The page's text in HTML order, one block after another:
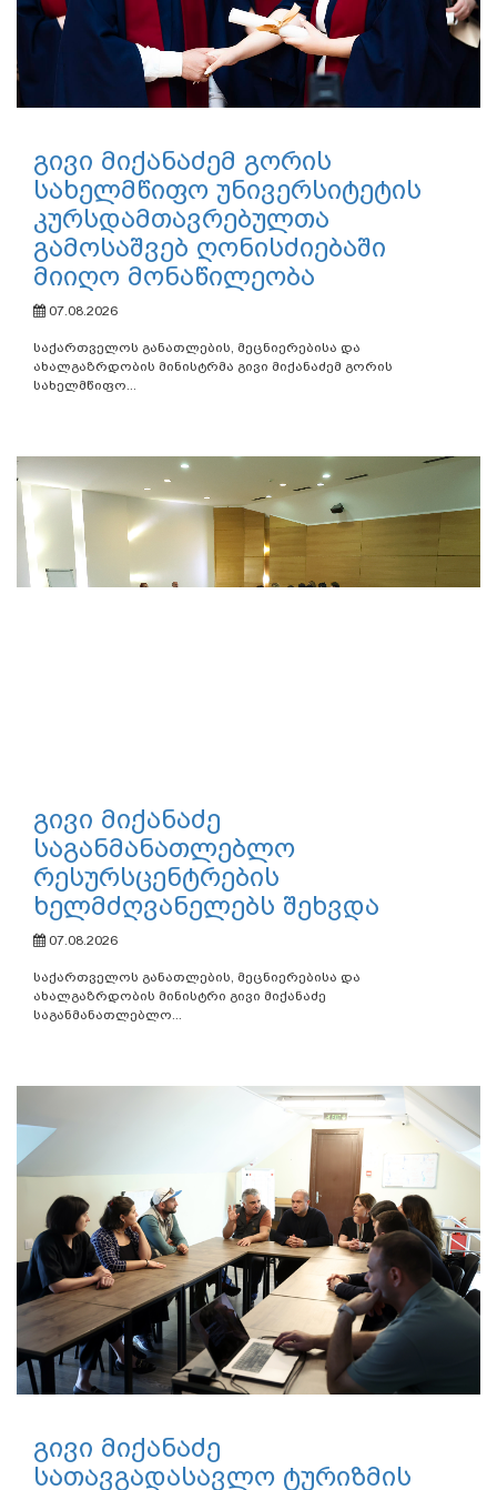
გივი მიქანაძემ გორის
სახელმწიფო უნივერსიტეტის
კურსდამთავრებულთა
გამოსაშვებ ღონისძიებაში
მიიღო მონაწილეობა
07.08.2026
საქართველოს განათლების, მეცნიერებისა და
ახალგაზრდობის მინისტრმა გივი მიქანაძემ გორის
სახელმწიფო...
გივი მიქანაძე
საგანმანათლებლო
რესურსცენტრების
ხელმძღვანელებს შეხვდა
07.08.2026
საქართველოს განათლების, მეცნიერებისა და
ახალგაზრდობის მინისტრი გივი მიქანაძე
საგანმანათლებლო...
გივი მიქანაძე
სათავგადასავლო ტურიზმის